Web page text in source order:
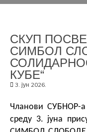
СКУП
СИМБОЛ
КУБЕ“
3. јун 2026.
Чланови СУБНОР-
среду 3. јуна